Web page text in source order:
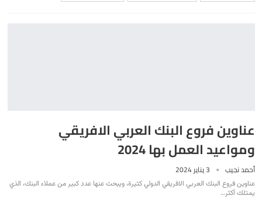
عناوين فروع البنك العربي الافريقي
ومواعيد العمل بها 2024
أحمد نجيب 3 يناير 2024
عناوين فروع البنك العربي الافريقي الدولي كثيرة، ويبحث عنها عدد كبير من عملاء البنك، الذي
يمتلك أكثر…